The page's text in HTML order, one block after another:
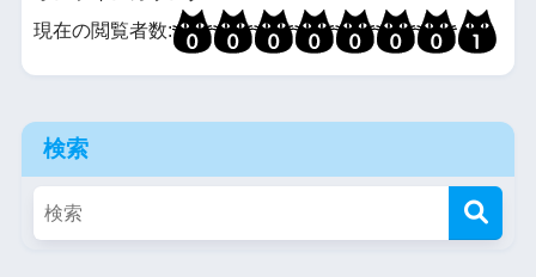
現在の閲覧者数:
検索